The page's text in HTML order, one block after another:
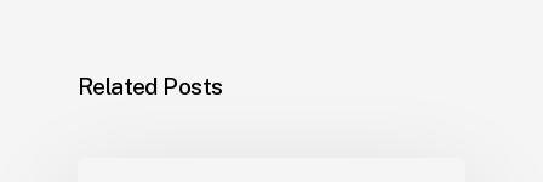
Related Posts